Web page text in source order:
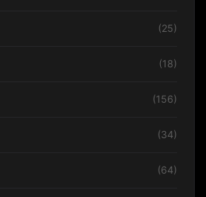
(25)
(18)
(156)
(34)
(64)